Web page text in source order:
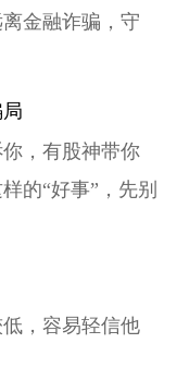
金融诈骗，守
，有股神带你
的“好事”，先别
低，容易轻信他